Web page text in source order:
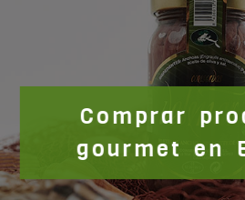
Comprar
gourmet en